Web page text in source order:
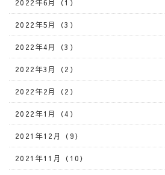
2022年6月（1）
2022年5月（3）
2022年4月（3）
2022年3月（2）
2022年2月（2）
2022年1月（4）
2021年12月（9）
2021年11月（10）